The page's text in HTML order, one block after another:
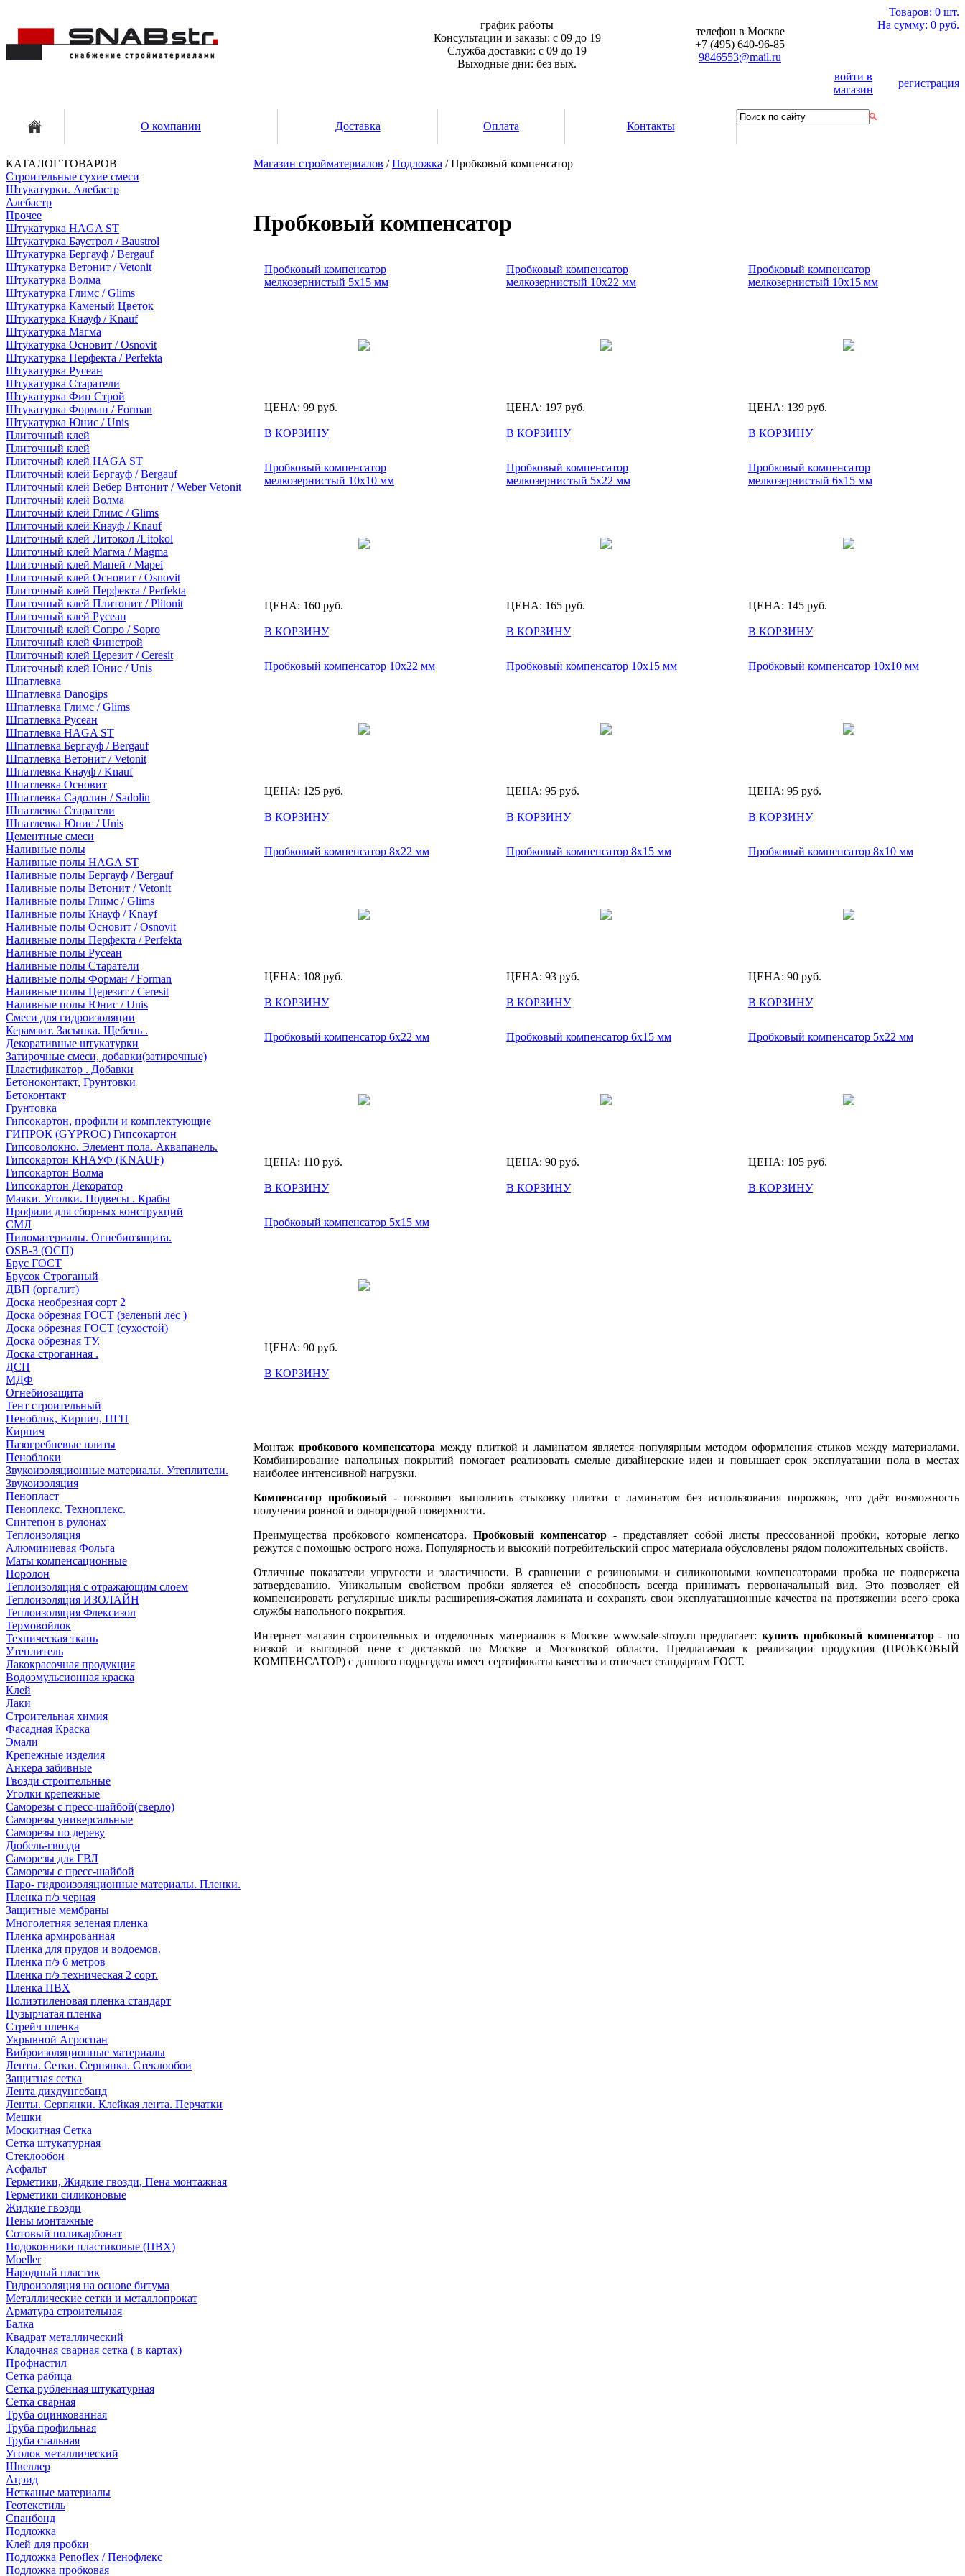
график работы
Консультации и заказы: с 09 до 19
Служба доставки: с 09 до 19
Выходные дни: без вых.
телефон в Москве
+7 (495) 640-96-85
9846553@mail.ru
Товаров: 0 шт.
На сумму: 0 руб.
войти в
магазин
регистрация
О компании Доставка Оплата Контакты
КАТАЛОГ ТОВАРОВ
Строительные сухие смеси
Штукатурки. Алебастр
Алебастр
Прочее
Штукатурка HAGA ST
Штукатурка Баустрол / Baustrol
Штукатурка Бергауф / Bergauf
Штукатурка Ветонит / Vetonit
Штукатурка Волма
Штукатурка Глимс / Glims
Штукатурка Каменый Цветок
Штукатурка Кнауф / Knauf
Штукатурка Магма
Штукатурка Основит / Osnovit
Штукатурка Перфекта / Perfekta
Штукатурка Русеан
Штукатурка Старатели
Штукатурка Фин Строй
Штукатурка Форман / Forman
Штукатурка Юнис / Unis
Плиточный клей
Плиточный клей
Плиточный клей HAGA ST
Плиточный клей Бергауф / Bergauf
Плиточный клей Вебер Внтонит / Weber Vetonit
Плиточный клей Волма
Плиточный клей Глимс / Glims
Плиточный клей Кнауф / Knauf
Плиточный клей Литокол /Litokol
Плиточный клей Магма / Magma
Плиточный клей Мапей / Mapei
Плиточный клей Основит / Osnovit
Плиточный клей Перфекта / Perfekta
Плиточный клей Плитонит / Plitonit
Плиточный клей Русеан
Плиточный клей Сопро / Sopro
Плиточный клей Финстрой
Плиточный клей Церезит / Ceresit
Плиточный клей Юнис / Unis
Шпатлевка
Шпатлевка Danogips
Шпатлевка Глимс / Glims
Шпатлевка Русеан
Шпатлевка HAGA ST
Шпатлевка Бергауф / Bergauf
Шпатлевка Ветонит / Vetonit
Шпатлевка Кнауф / Knauf
Шпатлевка Основит
Шпатлевка Садолин / Sadolin
Шпатлевка Старатели
Шпатлевка Юнис / Unis
Цементные смеси
Наливные полы
Наливные полы HAGA ST
Наливные полы Бергауф / Bergauf
Наливные полы Ветонит / Vetonit
Наливные полы Глимс / Glims
Наливные полы Кнауф / Knayf
Наливные полы Основит / Osnovit
Наливные полы Перфекта / Perfekta
Наливные полы Русеан
Наливные полы Старатели
Наливные полы Форман / Forman
Наливные полы Церезит / Ceresit
Наливные полы Юнис / Unis
Смеси для гидроизоляции
Керамзит. Засыпка. Щебень .
Декоративные штукатурки
Затирочные смеси, добавки(затирочные)
Пластификатор . Добавки
Бетоноконтакт, Грунтовки
Бетоконтакт
Грунтовка
Гипсокартон, профили и комплектующие
ГИПРОК (GYPROC) Гипсокартон
Гипсоволокно. Элемент пола. Аквапанель.
Гипсокартон КНАУФ (KNAUF)
Гипсокартон Волма
Гипсокартон Декоратор
Маяки. Уголки. Подвесы . Крабы
Профили для сборных конструкций
СМЛ
Пиломатериалы. Огнебиозащита.
OSB-3 (ОСП)
Брус ГОСТ
Брусок Строганый
ДВП (оргалит)
Доска необрезная сорт 2
Доска обрезная ГОСТ (зеленый лес )
Доска обрезная ГОСТ (сухостой)
Доска обрезная ТУ.
Доска строганная .
ДСП
МДФ
Огнебиозащита
Тент строительный
Пеноблок, Кирпич, ПГП
Кирпич
Пазогребневые плиты
Пеноблоки
Звукоизоляционные материалы. Утеплители.
Звукоизоляция
Пенопласт
Пеноплекс. Техноплекс.
Синтепон в рулонах
Теплоизоляция
Алюминиевая Фольга
Маты компенсационные
Поролон
Теплоизоляция с отражающим слоем
Теплоизоляция ИЗОЛАЙН
Теплоизоляция Флексизол
Термовойлок
Техническая ткань
Утеплитель
Лакокрасочная продукция
Водоэмульсионная краска
Клей
Лаки
Строительная химия
Фасадная Краска
Эмали
Крепежные изделия
Анкера забивные
Гвозди строительные
Уголки крепежные
Саморезы с пресс-шайбой(сверло)
Саморезы универсальные
Саморезы по дереву
Дюбель-гвозди
Саморезы для ГВЛ
Саморезы с пресс-шайбой
Паро- гидроизоляционные материалы. Пленки.
Пленка п/э черная
Защитные мембраны
Многолетняя зеленая пленка
Пленка армированная
Пленка для прудов и водоемов.
Пленка п/э 6 метров
Пленка п/э техническая 2 сорт.
Пленка ПВХ
Полиэтиленовая пленка стандарт
Пузырчатая пленка
Стрейч пленка
Укрывной Агроспан
Виброизоляционные материалы
Ленты. Сетки. Серпянка. Стеклообои
Защитная сетка
Лента дихдунгсбанд
Ленты. Серпянки. Клейкая лента. Перчатки
Мешки
Москитная Сетка
Сетка штукатурная
Стеклообои
Асфальт
Герметики, Жидкие гвозди, Пена монтажная
Герметики силиконовые
Жидкие гвозди
Пены монтажные
Сотовый поликарбонат
Подоконники пластиковые (ПВХ)
Moeller
Народный пластик
Гидроизоляция на основе битума
Металлические сетки и металлопрокат
Арматура строительная
Балка
Квадрат металлический
Кладочная сварная сетка ( в картах)
Профнастил
Сетка рабица
Сетка рубленная штукатурная
Сетка сварная
Труба оцинкованная
Труба профильная
Труба стальная
Уголок металлический
Швеллер
Ацэид
Нетканые материалы
Геотекстиль
Спанбонд
Подложка
Клей для пробки
Подложка Penoflex / Пенофлекс
Подложка пробковая
Магазин стройматериалов /Подложка / Пробковый компенсатор
Пробковый компенсатор
Пробковый компенсатор
мелкозернистый 5х15 мм
ЦЕНА: 99 руб.
В КОРЗИНУ
Пробковый компенсатор
мелкозернистый 10х22 мм
ЦЕНА: 197 руб.
В КОРЗИНУ
Пробковый компенсатор
мелкозернистый 10х15 мм
ЦЕНА: 139 руб.
В КОРЗИНУ
Пробковый компенсатор
мелкозернистый 10х10 мм
ЦЕНА: 160 руб.
В КОРЗИНУ
Пробковый компенсатор
мелкозернистый 5х22 мм
ЦЕНА: 165 руб.
В КОРЗИНУ
Пробковый компенсатор
мелкозернистый 6х15 мм
ЦЕНА: 145 руб.
В КОРЗИНУ
Пробковый компенсатор 10х22 мм
ЦЕНА: 125 руб.
В КОРЗИНУ
Пробковый компенсатор 10х15 мм
ЦЕНА: 95 руб.
В КОРЗИНУ
Пробковый компенсатор 10х10 мм
ЦЕНА: 95 руб.
В КОРЗИНУ
Пробковый компенсатор 8х22 мм
ЦЕНА: 108 руб.
В КОРЗИНУ
Пробковый компенсатор 8х15 мм
ЦЕНА: 93 руб.
В КОРЗИНУ
Пробковый компенсатор 8х10 мм
ЦЕНА: 90 руб.
В КОРЗИНУ
Пробковый компенсатор 6х22 мм
ЦЕНА: 110 руб.
В КОРЗИНУ
Пробковый компенсатор 6х15 мм
ЦЕНА: 90 руб.
В КОРЗИНУ
Пробковый компенсатор 5х22 мм
ЦЕНА: 105 руб.
В КОРЗИНУ
Пробковый компенсатор 5х15 мм
ЦЕНА: 90 руб.
В КОРЗИНУ
Монтаж пробкового компенсатора между плиткой и ламинатом является популярным методом оформления стыков между материалами.
Комбинирование напольных покрытий помогает реализовать смелые дизайнерские идеи и повышает срок эксплуатации пола в местах
наиболее интенсивной нагрузки.
Компенсатор пробковый - позволяет выполнить стыковку плитки с ламинатом без использования порожков, что даёт возможность
получения ровной и однородной поверхности.
Преимущества пробкового компенсатора. Пробковый компенсатор - представляет собой листы прессованной пробки, которые легко
режутся с помощью острого ножа. Популярность и высокий потребительский спрос материала обусловлены рядом положительных свойств.
Отличные показатели упругости и эластичности. В сравнении с резиновыми и силиконовыми компенсаторами пробка не подвержена
затвердеванию. Уникальным свойством пробки является её способность всегда принимать первоначальный вид. Это позволяет ей
компенсировать регулярные циклы расширения-сжатия ламината и сохранять свои эксплуатационные качества на протяжении всего срока
службы напольного покрытия.
Интернет магазин строительных и отделочных материалов в Москве www.sale-stroy.ru предлагает:купить пробковый компенсатор- по
низкой и выгодной цене с доставкой по Москве и Московской области. Предлагаемая к реализации продукция (ПРОБКОВЫЙ
КОМПЕНСАТОР) с данного подраздела имеет сертификаты качества и отвечает стандартам ГОСТ.